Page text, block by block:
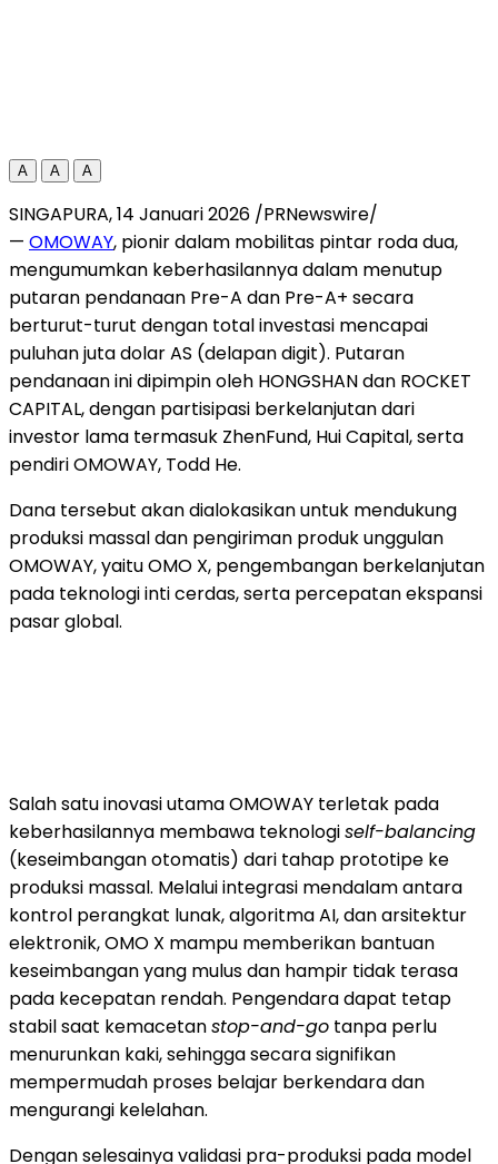
A A A
SINGAPURA,14 Januari 2026 /PRNewswire/
— OMOWAY, pionir dalam mobilitas pintar roda dua,
mengumumkan keberhasilannya dalam menutup
putaran pendanaan Pre-A dan Pre-A+ secara
berturut-turut dengan total investasi mencapai
puluhan juta dolar AS (delapan digit). Putaran
pendanaan ini dipimpin oleh HONGSHAN dan ROCKET
CAPITAL, dengan partisipasi berkelanjutan dari
investor lama termasuk ZhenFund, Hui Capital, serta
pendiri OMOWAY, Todd He.
Dana tersebut akan dialokasikan untuk mendukung
produksi massal dan pengiriman produk unggulan
OMOWAY, yaitu OMO X, pengembangan berkelanjutan
pada teknologi inti cerdas, serta percepatan ekspansi
pasar global.
Salah satu inovasi utama OMOWAY terletak pada
keberhasilannya membawa teknologiself-balancing
(keseimbangan otomatis) dari tahap prototipe ke
produksi massal. Melalui integrasi mendalam antara
kontrol perangkat lunak, algoritma AI, dan arsitektur
elektronik, OMO X mampu memberikan bantuan
keseimbangan yang mulus dan hampir tidak terasa
pada kecepatan rendah. Pengendara dapat tetap
stabil saat kemacetanstop-and-go tanpa perlu
menurunkan kaki, sehingga secara signifikan
mempermudah proses belajar berkendara dan
mengurangi kelelahan.
Dengan selesainya validasi pra-produksi pada model